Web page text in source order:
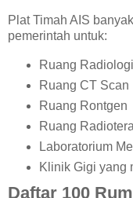
Plat Timah AIS
pemerintah untuk:
Ruang Radiologi
Ruang CT Scan
Ruang Rontgen
Ruang
Laboratorium
Klinik Gigi yang
Daftar 100